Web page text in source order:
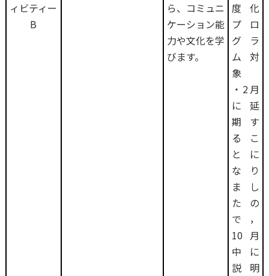
ィビティー
B
ら、コミュニ
ケーション能
力や文化を学
びます。
度化
プロ
グラ
ム対
象
・2月
に延
期す
るこ
とに
なり
まし
たの
で，
10月
中に
説明